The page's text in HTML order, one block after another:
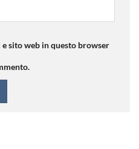
sito web in questo browser